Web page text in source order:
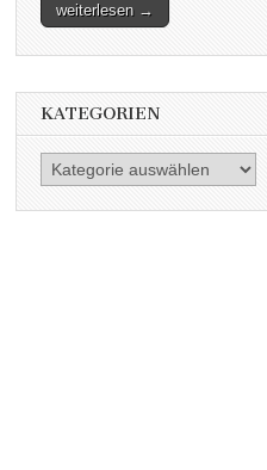
weiterlesen →
KATEGORIEN
Kategorien